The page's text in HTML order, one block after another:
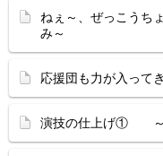
ねぇ～、ぜっこう
み～
応援団も力が入って
演技の仕上げ① ～